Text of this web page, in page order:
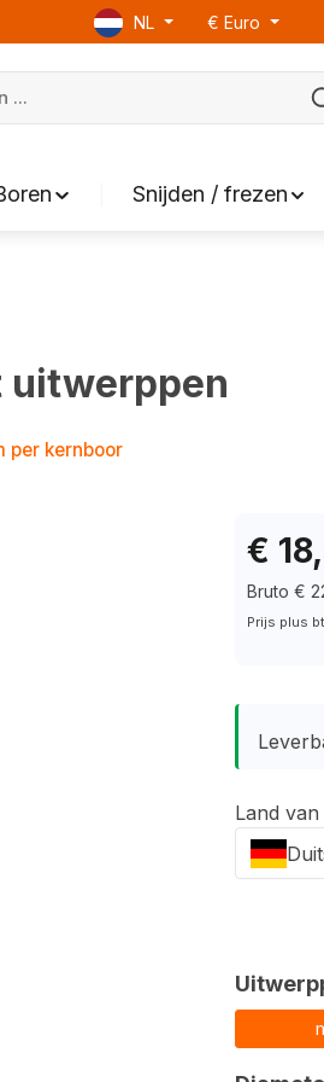
NL € Euro
Snijden / frezen
uitwerppen
per kernboor
€
Bruto €
Prijs plus
Land